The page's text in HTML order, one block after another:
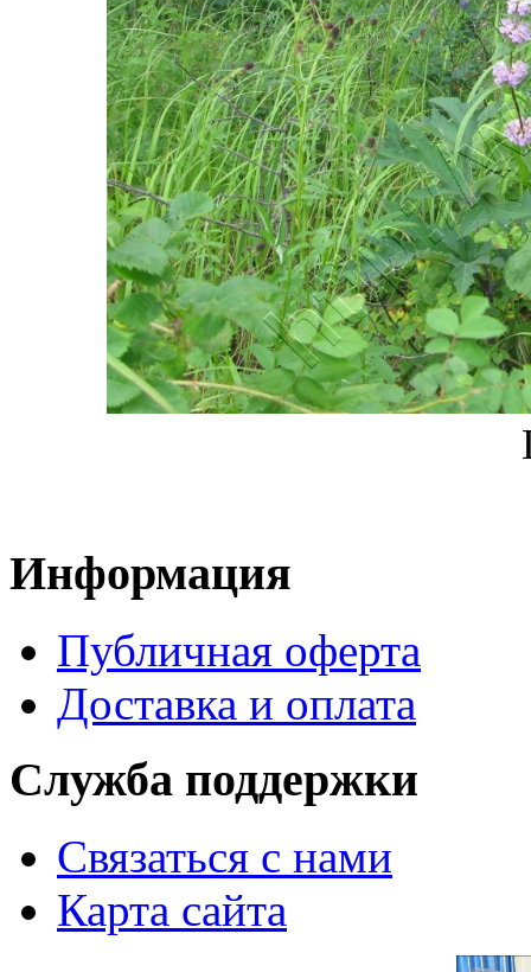
Информация
Публичная оферта
Доставка и оплата
Служба поддержки
Связаться с нами
Карта сайта